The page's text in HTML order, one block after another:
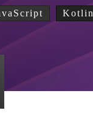
Kotlin